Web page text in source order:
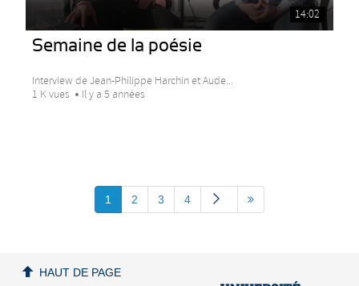
14:02
Semaine de la poésie
Interview de Jean-Philippe Harchin et Aude...
1 K vues
Il y a 5 années
1 2 3 4
HAUT DE PAGE